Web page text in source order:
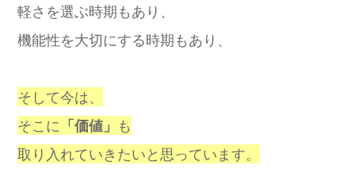
軽さを選ぶ時期もあり、
機能性を大切にする時期もあり、
そして今は、
そこに 「価値」 も
取り入れていきたいと思っています。